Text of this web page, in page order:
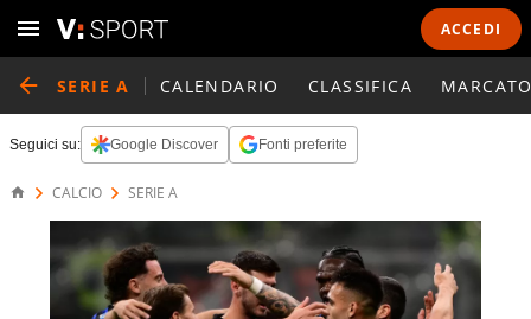
ACCEDI
SERIE A CALENDARIO CLASSIFICA
Seguici su: Google Discover Fonti preferite
CALCIO SERIE A